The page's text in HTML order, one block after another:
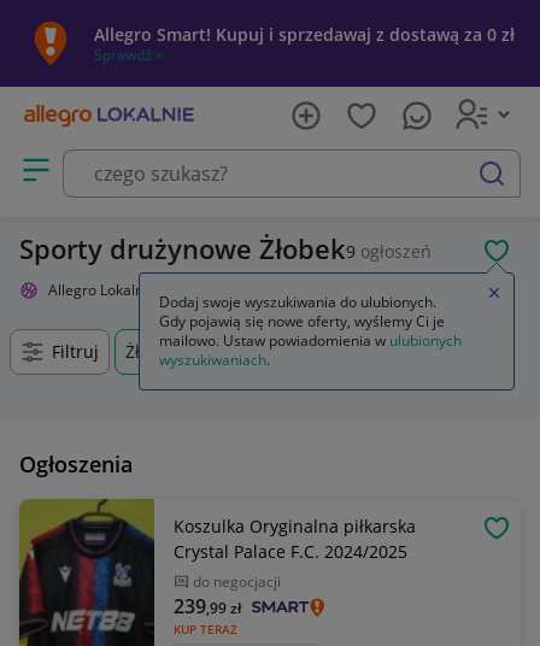
Allegro Smart! Kupuj i sprzedawaj z dostawą za 0 zł
Sprawdź »
Otwórz menu z kategoriami
szukaj
Sporty drużynowe Żłobek9 ogłoszeń
Allegro Lokalnie
Filtruj Żłobek, Lubelskie, +0 km
Ogłoszenia
Koszulka Oryginalna piłkarska
Crystal Palace F.C. 2024/2025
do negocjacji
KUP TERAZ
239,99zł
Dodaj swoje wyszukiwania do ulubionych.
Gdy pojawią się nowe oferty, wyślemy Ci je
mailowo. Ustaw powiadomienia w ulubionych
wyszukiwaniach.